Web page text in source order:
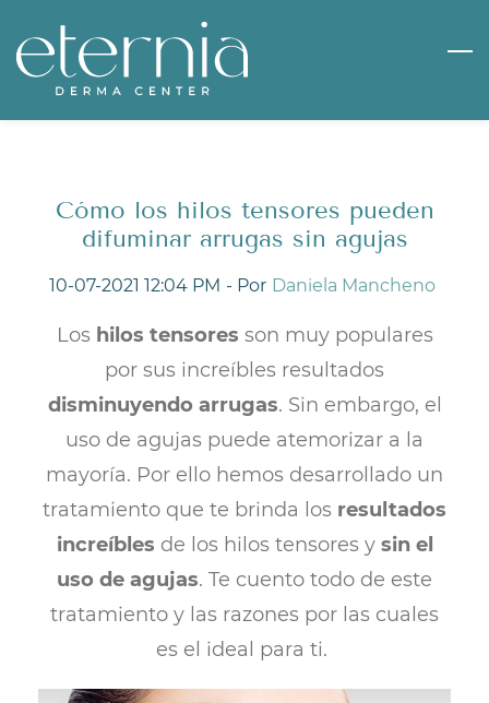
to
main
Cómo los hilos tensores pueden
difuminar arrugas sin agujas
10-07-2021 12:04 PM - Por Daniela Mancheno
Los hilos tensores son muy populares
por sus increíbles resultados
disminuyendo arrugas. Sin embargo, el
uso de agujas puede atemorizar a la
mayoría. Por ello hemos desarrollado un
tratamiento que te brinda los resultados
increíbles de los hilos tensores y sin el
uso de agujas. Te cuento todo de este
tratamiento y las razones por las cuales
es el ideal para ti.